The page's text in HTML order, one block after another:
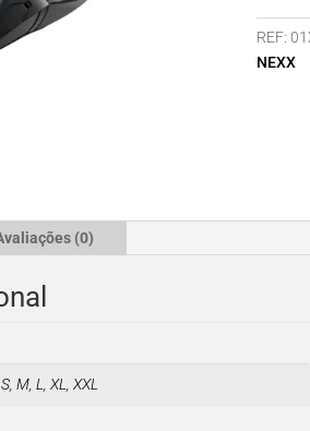
NEXX
X.TR
PLAIN
REF:
NEXX
(0)
M, L, XL, XXL